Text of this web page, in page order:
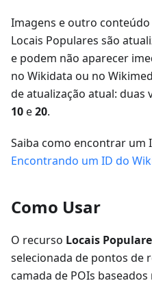
Imagens e outro
Locais Populares são
e podem não aparecer
no Wikidata ou no
de atualização atual: duas
10e20.
Saiba como encontrar um
Encontrando um ID do
Como Usar
O recurso Locais
selecionada de pontos de
camada de POIs